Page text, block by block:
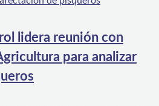
lidera reunión con
para analizar